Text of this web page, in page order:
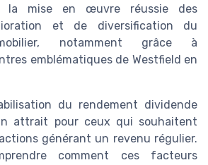
la mise en œuvre réussie des
et de diversification du
notamment grâce à
emblématiques de Westfield en
du rendement dividende
attrait pour ceux qui souhaitent
générant un revenu régulier.
comment ces facteurs